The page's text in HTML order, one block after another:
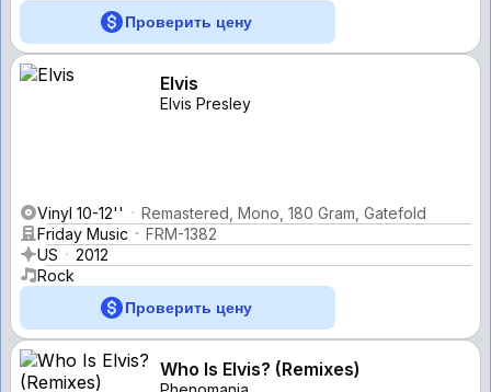
Проверить цену
Elvis
Elvis Presley
Vinyl 10-12''
Remastered, Mono, 180 Gram, Gatefold
Friday Music
FRM-1382
US
2012
Rock
Проверить цену
Who Is Elvis? (Remixes)